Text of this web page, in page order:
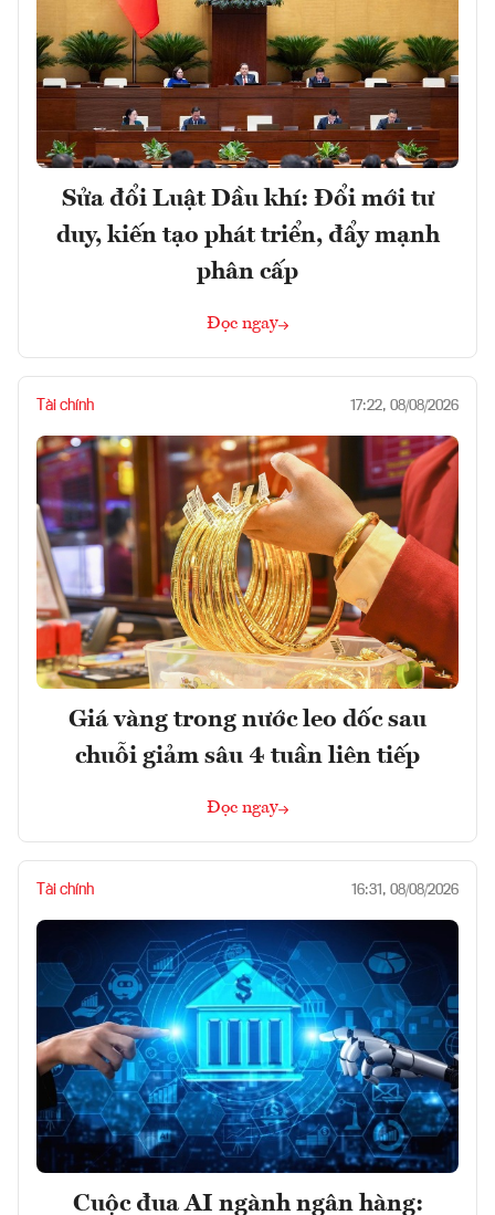
Sửa đổi Luật Dầu khí: Đổi mới tư
duy, kiến tạo phát triển, đẩy mạnh
phân cấp
Đọc ngay
Tài chính 17:22, 08/08/2026
Giá vàng trong nước leo dốc sau
chuỗi giảm sâu 4 tuần liên tiếp
Đọc ngay
Tài chính 16:31, 08/08/2026
Cuộc đua AI ngành ngân hàng: